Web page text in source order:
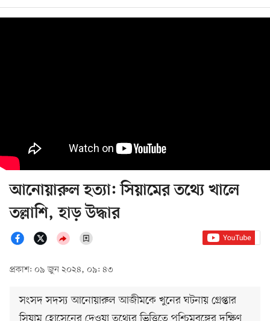
আনোয়ারুল হত্যা: সিয়ামের তথ্যে খালে
তল্লাশি, হাড় উদ্ধার
প্রকাশ: ০৯ জুন ২০২৪, ০৯: ৪৩
সংসদ সদস্য আনোয়ারুল আজীমকে খুনের ঘটনায় গ্রেপ্তার